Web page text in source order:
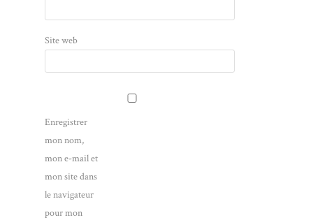
Site web
Enregistrer
mon nom,
mon e-mail et
mon site dans
le navigateur
pour mon